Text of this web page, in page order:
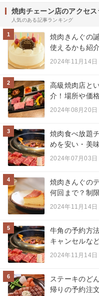
焼肉チェーン店のアクセ
人気のある記事ランキング
1
焼肉きんぐの
使えるかも紹介
2024年11月14日
2
高級焼肉店と
介！場所や価
2024年08月20日
3
焼肉食べ放題
めを安い・美
2024年07月03日
4
焼肉きんぐの
何回まで？制
2024年11月14日
5
牛角の予約方
キャンセルな
2024年11月14日
6
ステーキのど
帰りの予約注